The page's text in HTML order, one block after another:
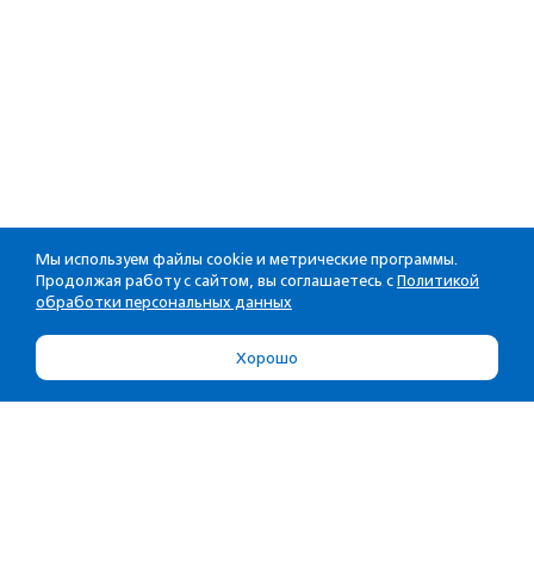
Мы используем файлы cookie и метрические программы.
Продолжая работу с сайтом, вы соглашаетесь с Политикой
обработки персональных данных
Хорошо